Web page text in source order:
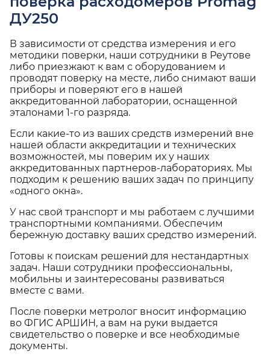
ДУ250
В зависимости от средства измерения и его
методики поверки, наши сотрудники в Реутове
либо приезжают к вам с оборудованием и
проводят поверку на месте, либо снимают ваши
приборы и поверяют его в нашей
аккредитованной лаборатории, оснащенной
эталонами 1-го разряда.
Если какие-то из ваших средств измерений вне
нашей области аккредитации и технических
возможностей, мы поверим их у наших
аккредитованных партнеров-лабораториях. Мы
подходим к решению ваших задач по принципу
«одного окна».
У нас свой транспорт и мы работаем с лучшими
транспортными компаниями. Обеспечим
бережную доставку ваших средство измерений.
Готовы к поискам решений для нестандартных
задач. Наши сотрудники профессиональны,
мобильны и заинтересованы развиваться
вместе с вами.
После поверки метролог вносит информацию
во ФГИС АРШИН, а вам на руки выдается
свидетельство о поверке и все необходимые
документы.